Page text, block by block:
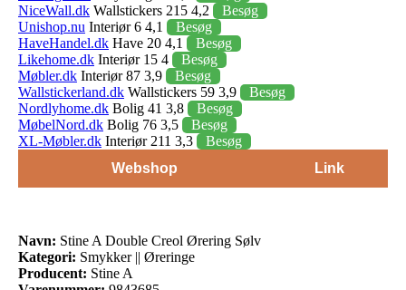
NiceWall.dk Wallstickers 215 4,2
Besøg
Unishop.nu Interiør 6 4,1
Besøg
HaveHandel.dk Have 20 4,1
Besøg
Likehome.dk Interiør 15 4
Besøg
Møbler.dk Interiør 87 3,9
Besøg
Wallstickerland.dk Wallstickers 59 3,9
Besøg
Nordlyhome.dk Bolig 41 3,8
Besøg
MøbelNord.dk Bolig 76 3,5
Besøg
XL-Møbler.dk Interiør 211 3,3
Besøg
Webshop
Link
Navn: Stine A Double Creol Ørering Sølv
Kategori: Smykker || Øreringe
Producent: Stine A